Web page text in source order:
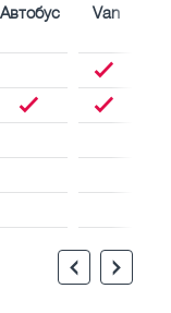
Автобус Van